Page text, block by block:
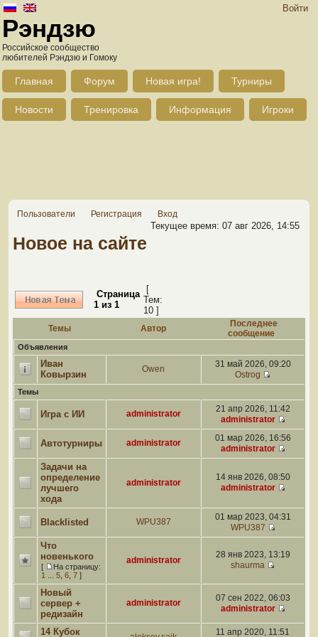
Войти
Рэндзю
Российское сообщество
любителей Рэндзю и Гомоку
Главная Форум Новая игра! Турниры
Новости Тренировка Информация Игроки
Пользователи Регистрация Вход
Текущее время: 07 авг 2026, 14:55
Новое на сайте
Страница
1 из 1
[
Тем:
10 ]
Темы Автор
Последнее
сообщение
Объявления
Иван
Ковырзин
Owen
31 май 2026, 09:20
Ostrog
Темы
Игра с ИИ administrator
21 апр 2026, 11:42
administrator
Автотурниры administrator
01 мар 2026, 16:56
administrator
Задачи на
определение
лучшего
хода
administrator
14 янв 2026, 08:50
administrator
Blacklisted WPU387
01 мар 2023, 04:31
WPU387
Что
новенького
[
На страницу:
1
5 6 7 ]
administrator
28 янв 2023, 13:19
shaurma
Новый
сервер +
редизайн
administrator
07 сен 2022, 06:03
administrator
14 Кубок
11 апр 2020, 11:51